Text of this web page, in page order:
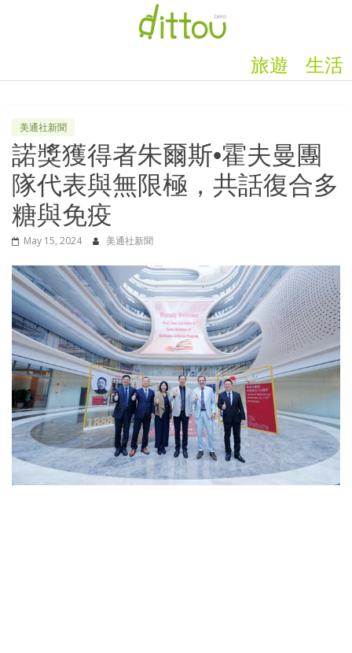
生活
旅遊
美通社新聞
諾獎獲得者朱爾斯•霍夫曼團
隊代表與無限極，共話復合多
糖與免疫
May 15, 2024 美通社新聞